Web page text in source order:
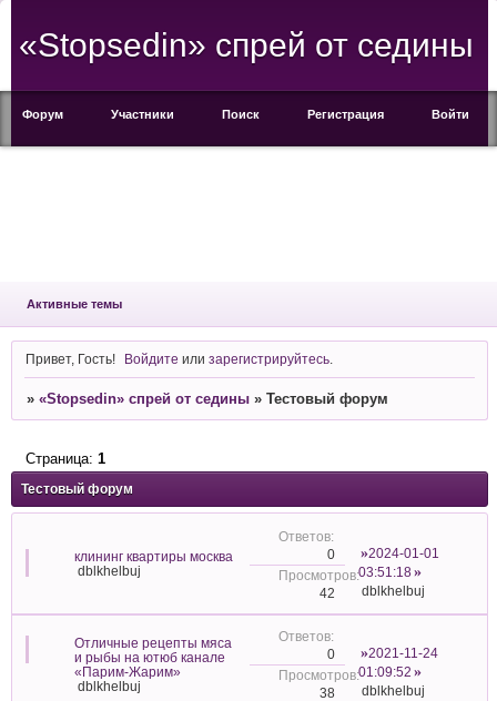
«Stopsedin» спрей от седины
Форум Участники Поиск Регистрация Войти
Активные темы
Привет, Гость! Войдите илизарегистрируйтесь
» «Stopsedin» спрей от седины » Тестовый форум
Тестовый форум
Страница: 1
клининг квартиры москва
dblkhelbuj
0
42
2024-01-01
03:51:18
dblkhelbuj
Отличные рецепты мяса
и рыбы на ютюб канале
«Парим-Жарим»
dblkhelbuj
0
38
2021-11-24
01:09:52
dblkhelbuj